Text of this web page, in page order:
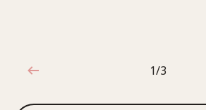
1sur3
1/3